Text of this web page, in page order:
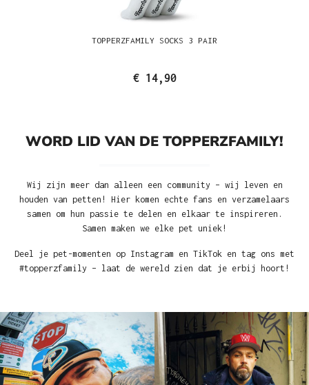
TOPPERZFAMILY SOCKS 3 PAIR
€ 14,90
WORD LID VAN DE TOPPERZFAMILY!
Wij zijn meer dan alleen een community – wij leven en
houden van petten! Hier komen echte fans en verzamelaars
samen om hun passie te delen en elkaar te inspireren.
Samen maken we elke pet uniek!
Deel je pet-momenten op Instagram en TikTok en tag ons met
#topperzfamily – laat de wereld zien dat je erbij hoort!